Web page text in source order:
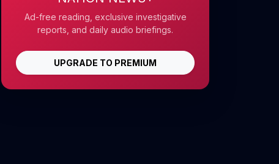
Ad-free reading, exclusive investigative
reports, and daily audio briefings.
UPGRADE TO PREMIUM